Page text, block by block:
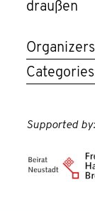
draußen
Supported by: